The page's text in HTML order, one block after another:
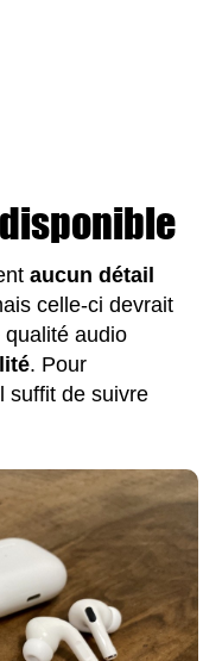
disponible
aucun détail
celle-ci devrait
audio
. Pour
suffit de suivre